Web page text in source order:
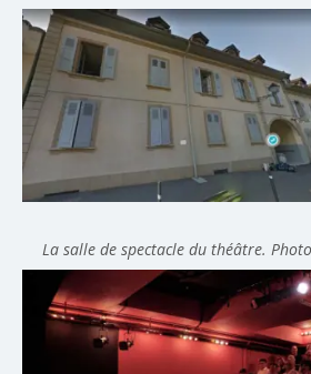
La salle de spectacle du théâtre.